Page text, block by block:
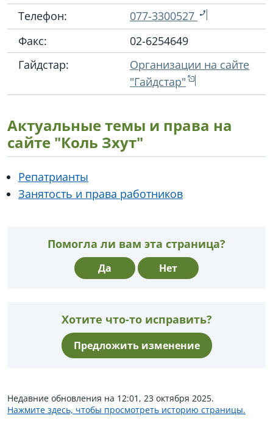
Телефон:
077-3300527
Факс:
02-6254649
Гайдстар:
Организации на сайте
"Гайдстар"
Актуальные темы и права на
сайте "Коль Зхут"
Репатрианты
Занятость и права работников
Помогла ли вам эта страница?
Да Нет
Хотите что-то исправить?
Предложить изменение
Недавние обновления на 12:01, 23 октября 2025.
Нажмите здесь, чтобы просмотреть историю страницы.